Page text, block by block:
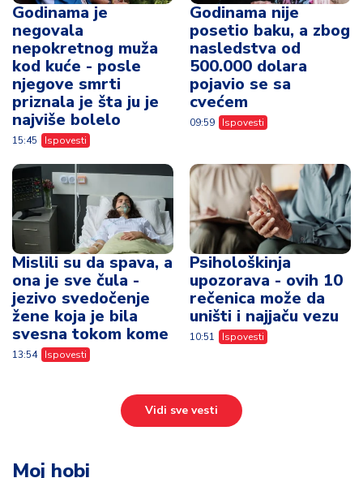
Godinama je
negovala
nepokretnog muža
kod kuće - posle
njegove smrti
priznala je šta ju je
najviše bolelo
15:45 Ispovesti
Godinama nije
posetio baku, a zbog
nasledstva od
500.000 dolara
pojavio se sa
cvećem
09:59 Ispovesti
Mislili su da spava, a
ona je sve čula -
jezivo svedočenje
žene koja je bila
svesna tokom kome
13:54 Ispovesti
Psihološkinja
upozorava - ovih 10
rečenica može da
uništi i najjaču vezu
10:51 Ispovesti
Vidi sve vesti
Moj hobi